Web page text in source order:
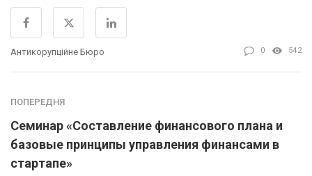
Антикорупційне Бюро 0 542
ПОПЕРЕДНЯ
Семинар «Составление финансового плана и
базовые принципы управления финансами в
стартапе»